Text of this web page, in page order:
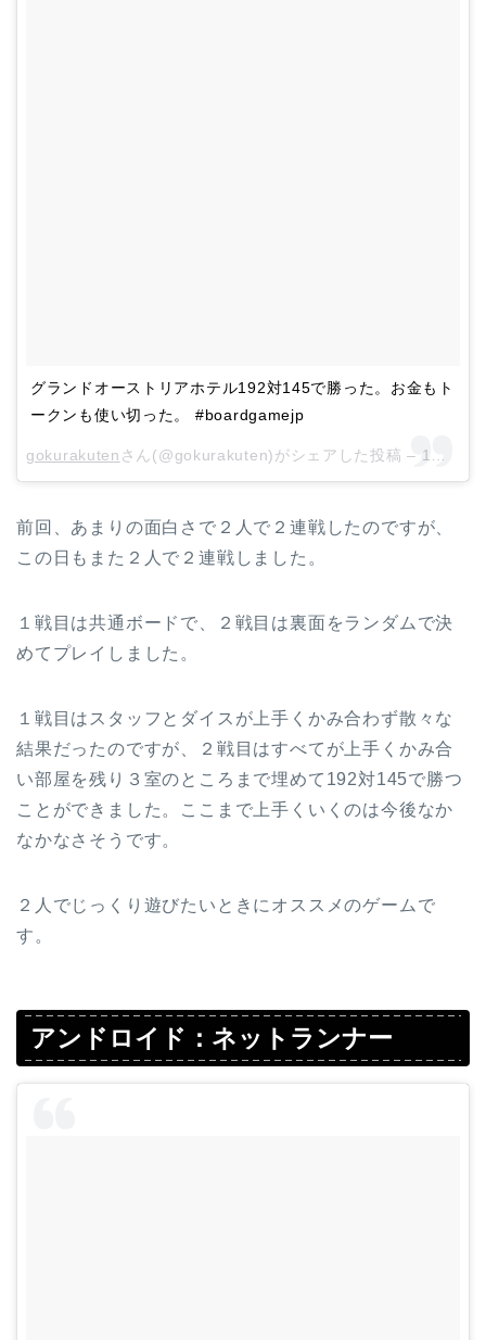
グランドオーストリアホテル192対145で勝った。お金もト
ークンも使い切った。 #boardgamejp
gokurakuten さん(@gokurakuten)がシェアした投稿 – 1月 21, 2018 at 12:52午前 PST
前回、あまりの面白さで２人で２連戦したのですが、
この日もまた２人で２連戦しました。
１戦目は共通ボードで、２戦目は裏面をランダムで決
めてプレイしました。
１戦目はスタッフとダイスが上手くかみ合わず散々な
結果だったのですが、２戦目はすべてが上手くかみ合
い部屋を残り３室のところまで埋めて192対145で勝つ
ことができました。ここまで上手くいくのは今後なか
なかなさそうです。
２人でじっくり遊びたいときにオススメのゲームで
す。
アンドロイド：ネットランナー